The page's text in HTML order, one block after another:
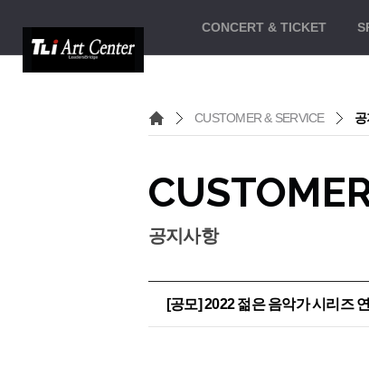
CONCERT & TICKET
CUSTOMER & SERVICE
공지사항
[공모] 2022 젊은 음악가 시리즈